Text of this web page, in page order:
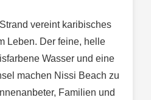
vereint karibisches
Leben. Der feine, helle
Wasser und eine
machen Nissi Beach zu
Familien und